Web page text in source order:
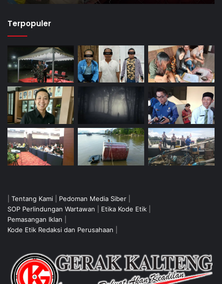
Terpopuler
Tentang Kami Pedoman Media Siber
SOP Perlindungan Wartawan
Etika Kode Etik
Pemasangan Iklan
Kode Etik Redaksi dan Perusahaan